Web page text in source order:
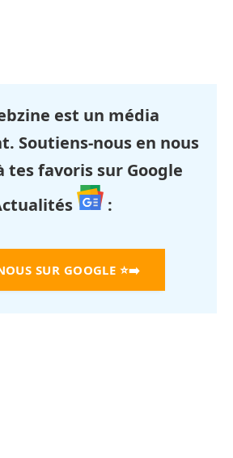
est un média
Soutiens-nous en nous
tes favoris sur Google
:
SUR GOOGLE ⭐➡️